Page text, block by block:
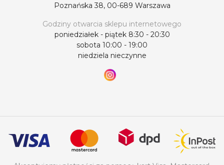
Poznańska 38, 00-689 Warszawa
Godziny otwarcia sklepu internetowego
poniedziałek - piątek 8:30 - 20:30
sobota 10:00 - 19:00
niedziela nieczynne